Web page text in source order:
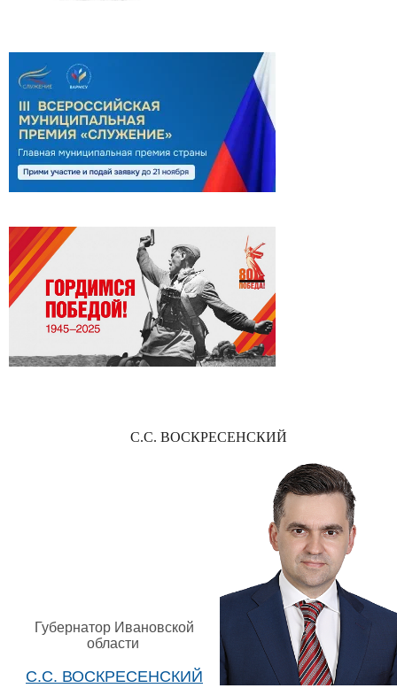
С.С. ВОСКРЕСЕНСКИЙ
Губернатор Ивановской
области
С.С. ВОСКРЕСЕНСКИЙ